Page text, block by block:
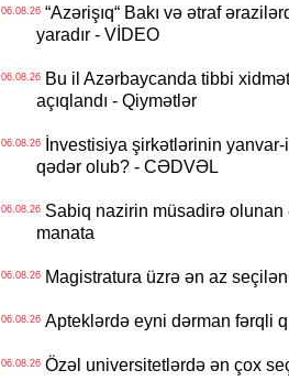
06.08.26“Azərişıq“ Bakı və ətraf
yaradır - VİDEO
06.08.26Bu il Azərbaycanda tibbi
açıqlandı - Qiymətlər
06.08.26İnvestisiya şirkətlərinin yanvar-
qədər olub? - CƏDVƏL
06.08.26Sabiq nazirin müsadirə olunan
manata
06.08.26Magistratura üzrə ən az
06.08.26Apteklərdə eyni dərman fərqli
06.08.26Özəl universitetlərdə ən çox